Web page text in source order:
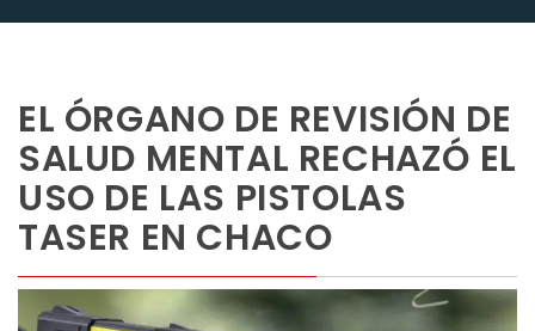
EL ÓRGANO DE REVISIÓN DE
SALUD MENTAL RECHAZÓ EL
USO DE LAS PISTOLAS
TASER EN CHACO